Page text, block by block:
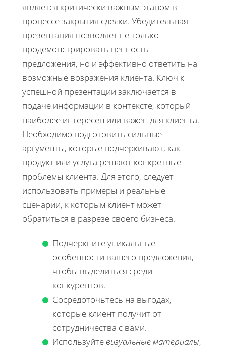
является критически важным этапом в
процессе закрытия сделки. Убедительная
презентация позволяет не только
продемонстрировать ценность
предложения, но и эффективно ответить на
возможные возражения клиента. Ключ к
успешной презентации заключается в
подаче информации в контексте, который
наиболее интересен или важен для клиента.
Необходимо подготовить сильные
аргументы, которые подчеркивают, как
продукт или услуга решают конкретные
проблемы клиента. Для этого, следует
использовать примеры и реальные
сценарии, к которым клиент может
обратиться в разрезе своего бизнеса.
Подчеркните уникальные
особенности вашего предложения,
чтобы выделиться среди
конкурентов.
Сосредоточьтесь на выгодах,
которые клиент получит от
сотрудничества с вами.
Используйте визуальные материалы,